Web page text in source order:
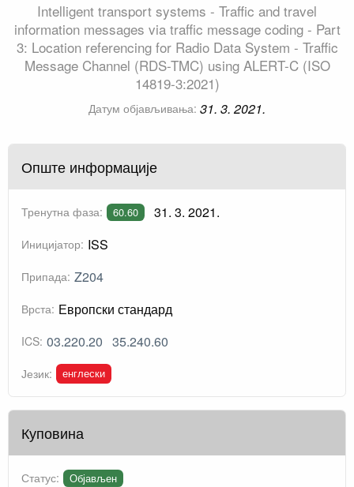
Intelligent transport systems - Traffic and travel
information messages via traffic message coding - Part
3: Location referencing for Radio Data System - Traffic
Message Channel (RDS-TMC) using ALERT-C (ISO
14819-3:2021)
Датум објављивања: 31. 3. 2021.
Опште информације
Тренутна фаза: 60.60 31. 3. 2021.
Иницијатор: ISS
Припада: Z204
Врста: Европски стандард
ICS: 03.220.20 35.240.60
Језик: енглески
Куповина
Статус: Објављен